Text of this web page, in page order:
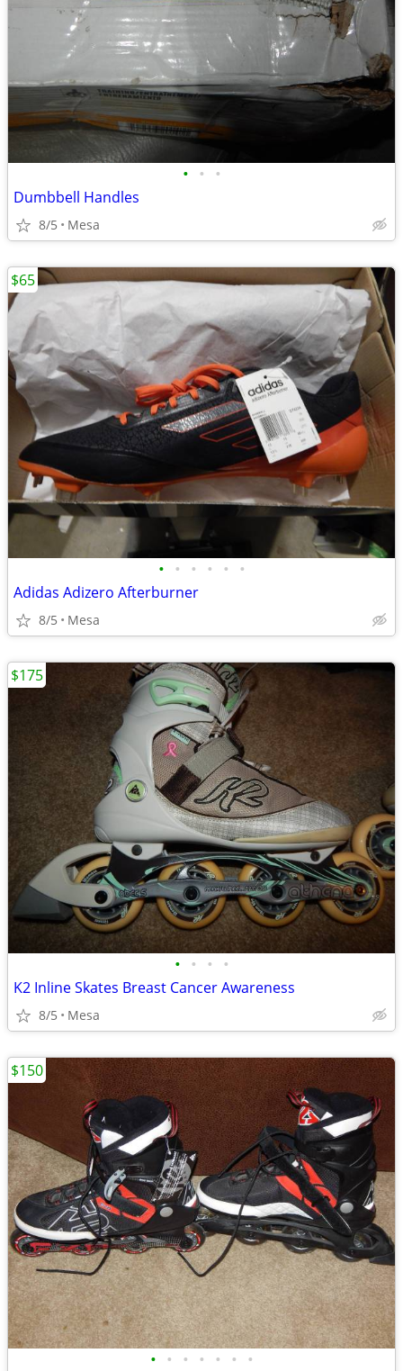
• • •
Dumbbell Handles
8/5 Mesa
• • • • • •
Adidas Adizero Afterburner
8/5 Mesa
$65
• • • •
K2 Inline Skates Breast Cancer Awareness
8/5 Mesa
$175
• • • • • • •
$150